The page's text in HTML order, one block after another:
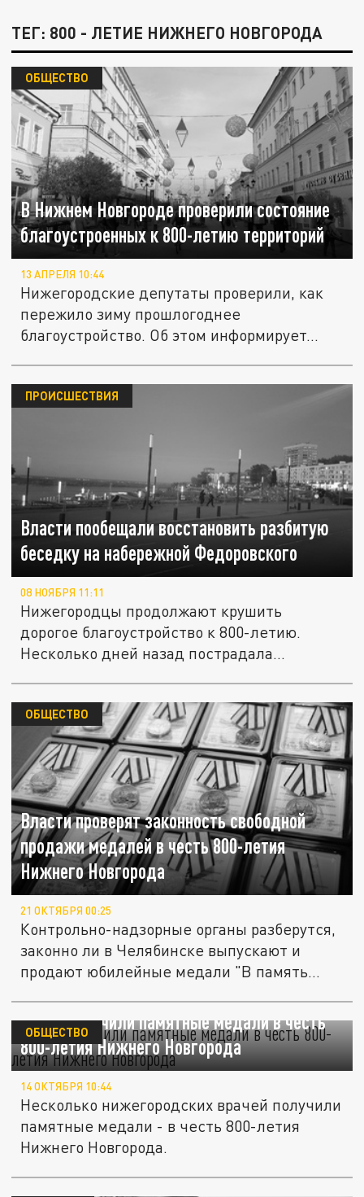
ТЕГ: 800 - ЛЕТИЕ НИЖНЕГО НОВГОРОДА
В Нижнем Новгороде проверили состояние
благоустроенных к 800-летию территорий
ОБЩЕСТВО
13 АПРЕЛЯ 10:44
Нижегородские депутаты проверили, как
пережило зиму прошлогоднее
благоустройство. Об этом информирует...
Власти пообещали восстановить разбитую
беседку на набережной Федоровского
ПРОИСШЕСТВИЯ
08 НОЯБРЯ 11:11
Нижегородцы продолжают крушить
дорогое благоустройство к 800-летию.
Несколько дней назад пострадала
Власти проверят законность свободной
продажи медалей в честь 800-летия
Нижнего Новгорода
ОБЩЕСТВО
21 ОКТЯБРЯ 00:25
Контрольно-надзорные органы разберутся,
законно ли в Челябинске выпускают и
продают юбилейные медали "В память...
Врачи получили памятные медали в честь
800-летия Нижнего Новгорода
ОБЩЕСТВО
14 ОКТЯБРЯ 10:44
Несколько нижегородских врачей получили
памятные медали - в честь 800-летия
Нижнего Новгорода.